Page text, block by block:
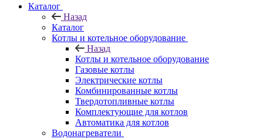
Каталог
Назад
Каталог
Котлы и котельное оборудование
Назад
Котлы и котельное оборудование
Газовые котлы
Электрические котлы
Комбинированные котлы
Твердотопливные котлы
Комплектующие для котлов
Автоматика для котлов
Водонагреватели